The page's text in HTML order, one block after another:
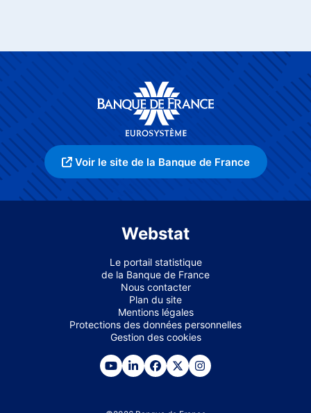
Voir le site de la Banque de France
Webstat
Le portail statistique
de la Banque de France
Nous contacter
Plan du site
Mentions légales
Protections des données personnelles
Gestion des cookies